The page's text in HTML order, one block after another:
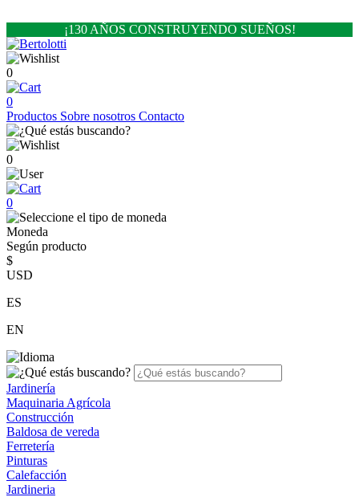
¡130 AÑOS CONSTRUYENDO SUEÑOS!
0
0
Productos Sobre nosotros Contacto
0
0
Moneda
Según producto
$
USD
ES
EN
Jardinería
Maquinaria Agrícola
Construcción
Baldosa de vereda
Ferretería
Pinturas
Calefacción
Jardineria